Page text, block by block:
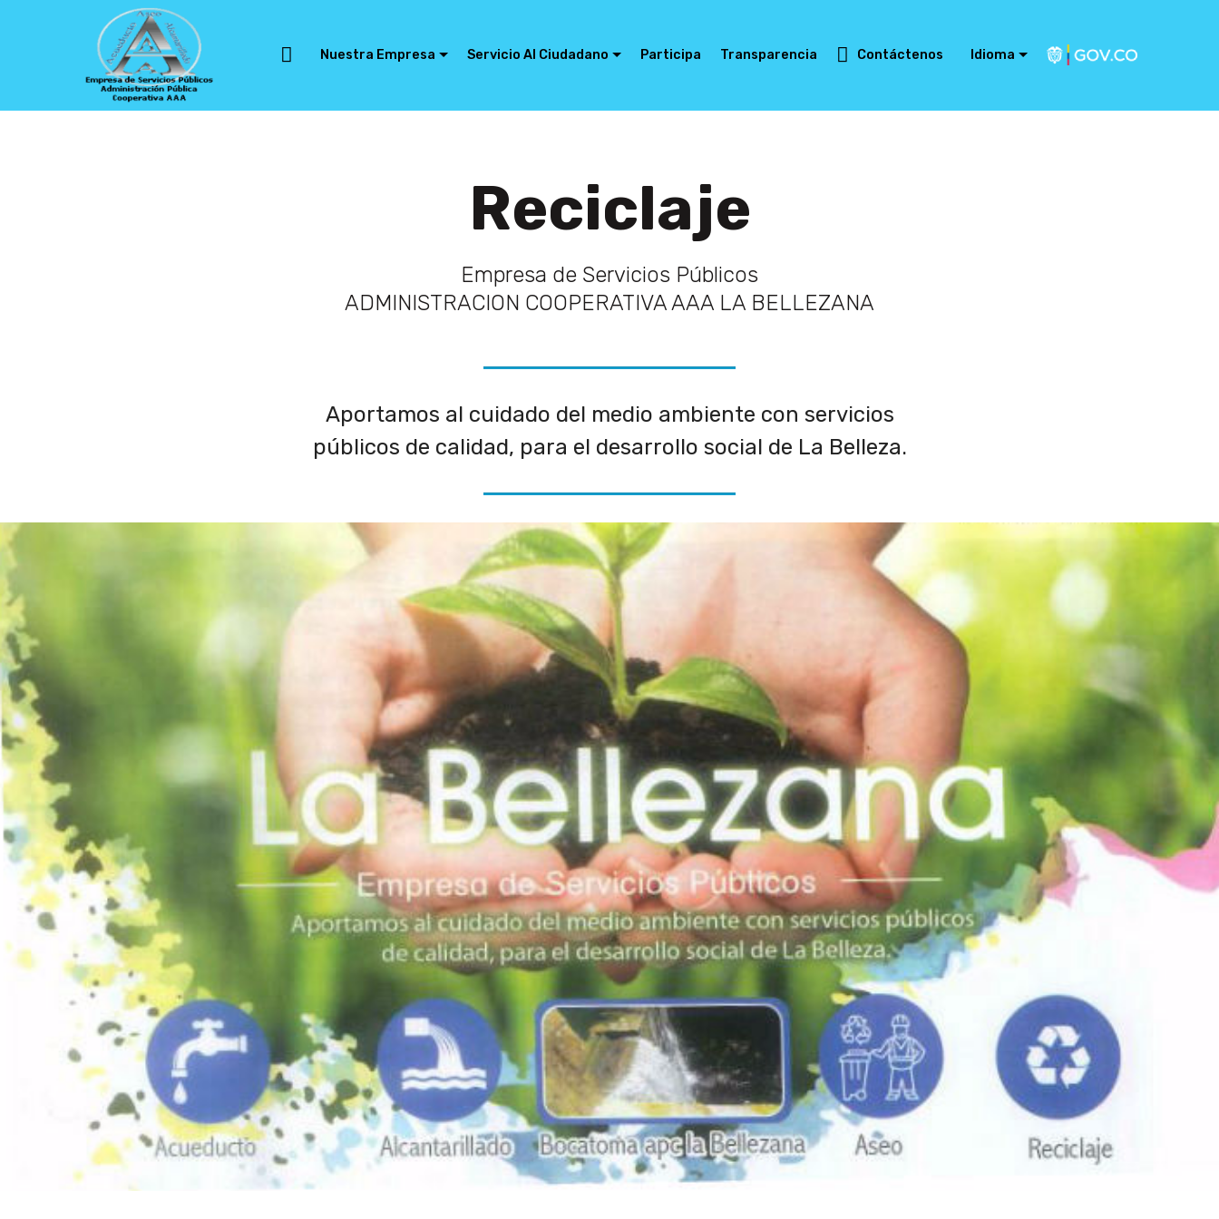
Nuestra Empresa Servicio Al Ciudadano Participa Transparencia Contáctenos Idioma
Reciclaje
Empresa de Servicios Públicos
ADMINISTRACION COOPERATIVA AAA LA BELLEZANA
Aportamos al cuidado del medio ambiente con servicios
públicos de calidad, para el desarrollo social de La Belleza.